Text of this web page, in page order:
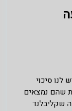
סיכוי
שהם נמצאים
בבטחה שקליבלנד